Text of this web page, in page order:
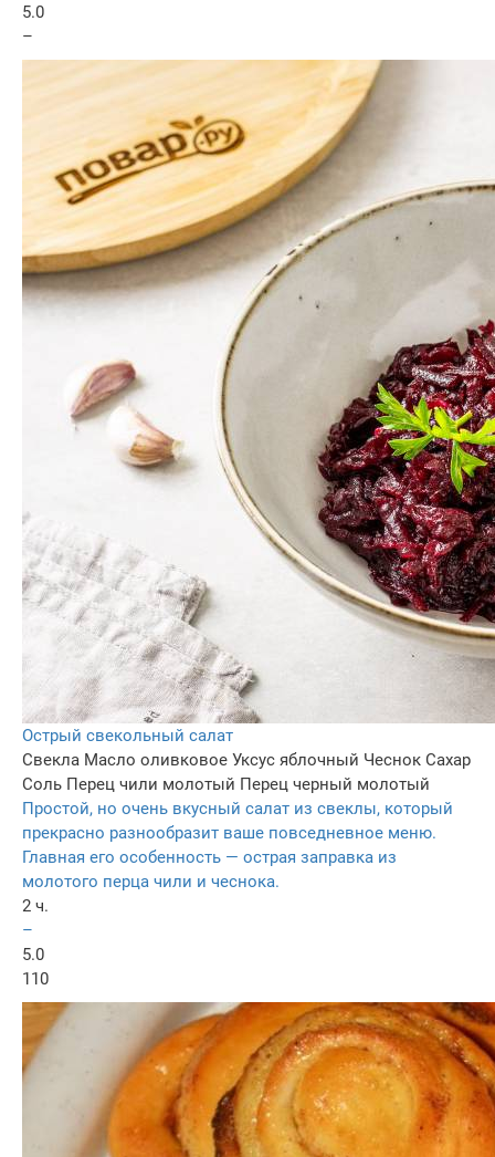
5.0
–
Острый свекольный салат
Свекла Масло оливковое Уксус яблочный Чеснок Сахар
Соль Перец чили молотый Перец черный молотый
Простой, но очень вкусный салат из свеклы, который
прекрасно разнообразит ваше повседневное меню.
Главная его особенность — острая заправка из
молотого перца чили и чеснока.
2 ч.
–
5.0
110